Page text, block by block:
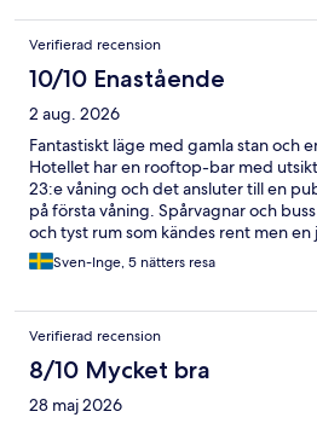
Verifierad recension
10/10 Enastående
2 aug. 2026
Fantastiskt läge med gamla stan och
Hotellet har en rooftop-bar med
23:e våning och det ansluter till en
på första våning. Spårvagnar och
och tyst rum som kändes rent men
och pommes frites i minibaren
övrigt perfekt. Rumsstädning var 3:e
hotell till andra och gärna komma
Sven-Inge, 5 nätters resa
Verifierad recension
8/10 Mycket bra
28 maj 2026